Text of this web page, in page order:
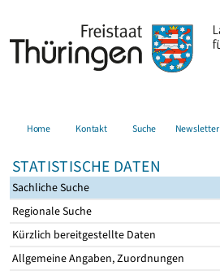
Home Kontakt Suche Newsletter
STATISTISCHE DATEN
Sachliche Suche
Regionale Suche
Kürzlich bereitgestellte Daten
Allgemeine Angaben, Zuordnungen